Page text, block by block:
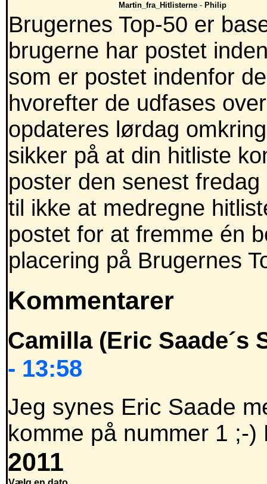
Martin_fra_Hitlisterne - Philip
Brugernes Top-50 er
brugerne har postet
som er postet indenfor
hvorefter de udfases
opdateres lørdag
sikker på at din hitliste
poster den senest
til ikke at medregne
postet for at fremme én
placering på Brugernes
Kommentarer
Camilla (Eric Saade´s
- 13:58
Jeg synes Eric Saade
komme på nummer 1 ;-
2011